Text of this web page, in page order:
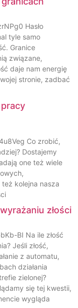
Hasło
tyle samo
Granice
związane,
daje nam energię
stronie, zadbać
Co zrobić,
Dostajemy
one też wiele
kolejna nasza
złości
BI Na ile złość
Jeśli złość,
z automatu,
działania
zielonej?
się tej kwestii,
wygląda